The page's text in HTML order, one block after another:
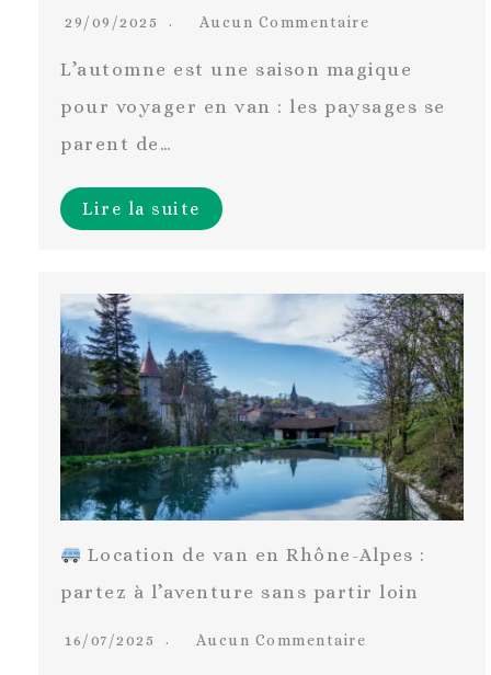
29/09/2025 Aucun Commentaire
L’automne est une saison magique
pour voyager en van : les paysages se
parent de…
Lire la suite
Location de van en Rhône-Alpes :
partez à l’aventure sans partir loin
16/07/2025 Aucun Commentaire